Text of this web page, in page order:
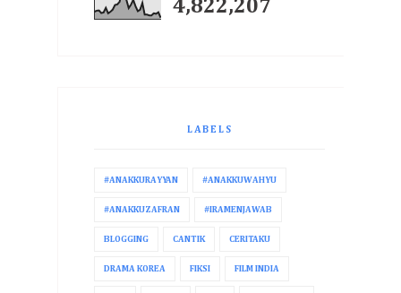
4,822,207
LABELS
#ANAKKURAYYAN #ANAKKUWAHYU
#ANAKKUZAFRAN #IRAMENJAWAB
BLOGGING CANTIK CERITAKU
DRAMA KOREA FIKSI FILM INDIA